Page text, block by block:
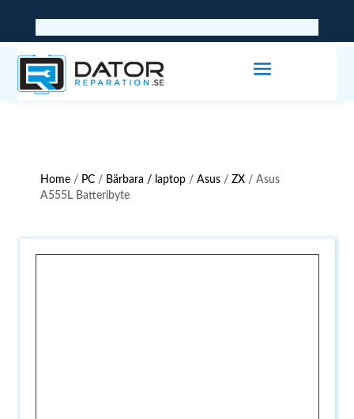
Home / PC / Bärbara / laptop /Asus /ZX / Asus
A555L Batteribyte